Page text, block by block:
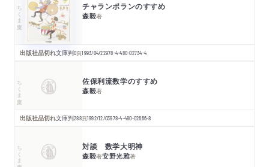
ちくま文庫 チャランポランのすすめ
森毅著
出版社品切れ文庫判0頁1993/04/22978-4-480-02734-4
ちくま文庫 佐保利流数学のすすめ
森毅著
出版社品切れ文庫判288頁1992/12/03978-4-480-02666-8
ちくま文庫 対談 数学大明神
森毅著安野光雅著